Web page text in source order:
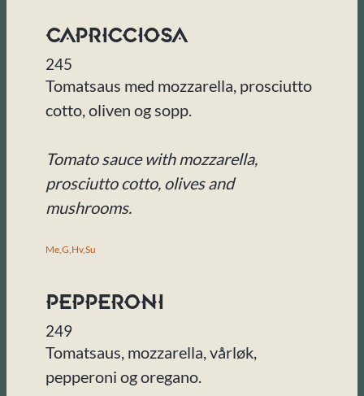
Capricciosa
245
Tomatsaus med mozzarella, prosciutto
cotto, oliven og sopp.
Tomato sauce with mozzarella,
prosciutto cotto, olives and
mushrooms.
Me,G,Hv,Su
Pepperoni
249
Tomatsaus, mozzarella, vårløk,
pepperoni og oregano.